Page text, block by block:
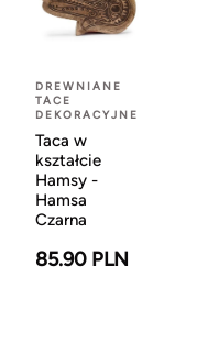
DREWNIANE
TACE
DEKORACYJNE
Taca w
kształcie
Hamsy -
Hamsa
Czarna
85.90 PLN